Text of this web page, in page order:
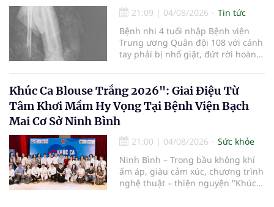
hiến và ghép mô tạng.
21:09 | 04/08/2026
Tin tức
Bệnh nhi 4 tuổi nhập Bệnh viện
Trung ương Quân đội 108 với cánh
tay phải bị nhổ giật, đứt rời hoàn
thương nặng và thời gian thiếu
máu kéo dài, các bác sĩ đã tái lập
tuần hoàn thành công sau ca vi
phẫu kéo dài 3 giờ.
Khúc Ca Blouse Trắng 2026": Giai Điệu Từ
Tâm Khơi Mầm Hy Vọng Tại Bệnh Viện Bạch
Mai Cơ Sở Ninh Bình
21:00 | 04/08/2026
Sức khỏe
Ninh Bình – Trong bầu không khí
ấm áp, giàu cảm xúc, chương trình
nghệ thuật – thiện nguyện "Khúc